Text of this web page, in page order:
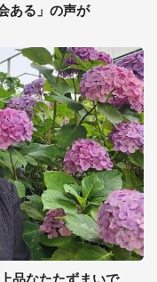
ある」の声が